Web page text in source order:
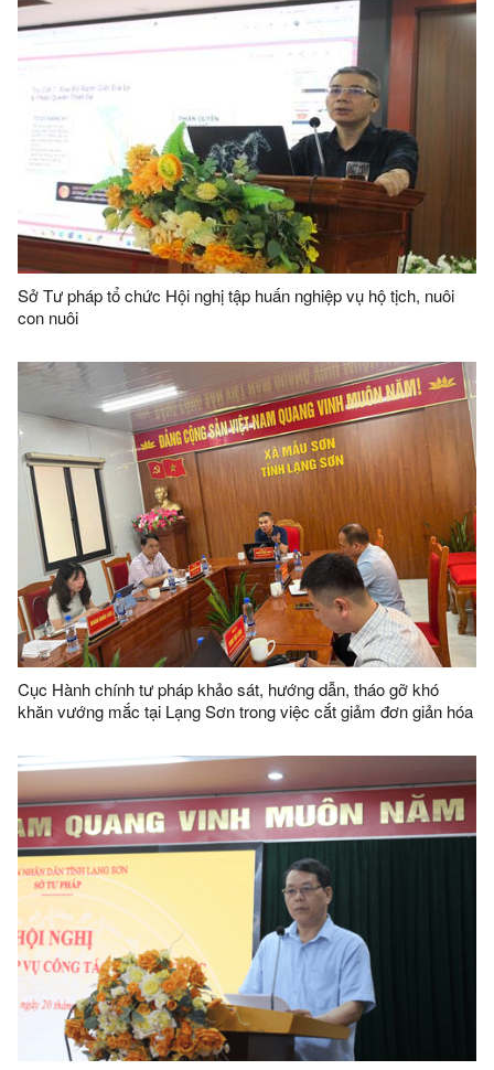
Sở Tư pháp tổ chức Hội nghị tập huấn nghiệp vụ hộ tịch, nuôi
con nuôi
Cục Hành chính tư pháp khảo sát, hướng dẫn, tháo gỡ khó
khăn vướng mắc tại Lạng Sơn trong việc cắt giảm đơn giản hóa